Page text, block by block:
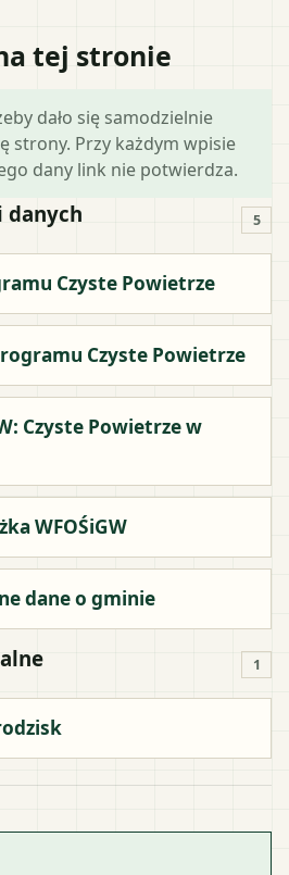
tej stronie
dało się samodzielnie
strony. Przy każdym wpisie
dany link nie potwierdza.
danych 5
Czyste Powietrze
Czyste Powietrze
Czyste Powietrze w
WFOŚiGW
dane o gminie
1